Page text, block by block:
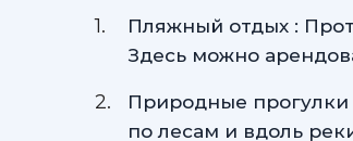
Пляжный отдых :
Здесь можно
Природные
по лесам и вдоль